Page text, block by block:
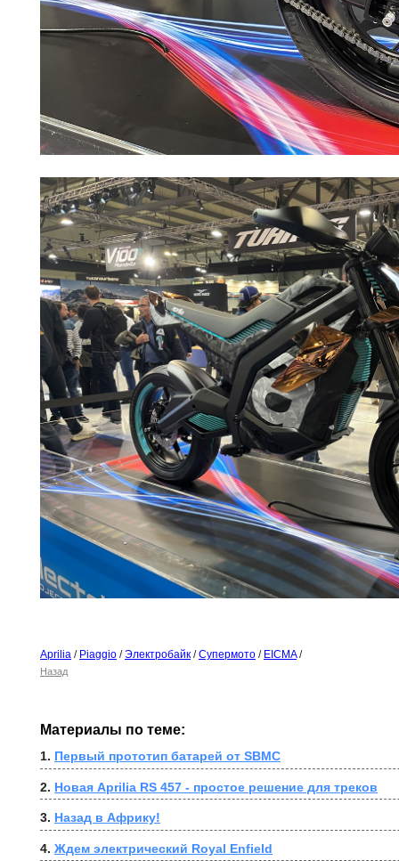
Aprilia / Piaggio /Электробайк /Супермото / EICMA/
Назад
Материалы по теме:
1. Первый прототип батарей от SBMC
2. Новая Aprilia RS 457 - простое решение для треков
3. Назад в Африку!
4. Ждем электрический Royal Enfield